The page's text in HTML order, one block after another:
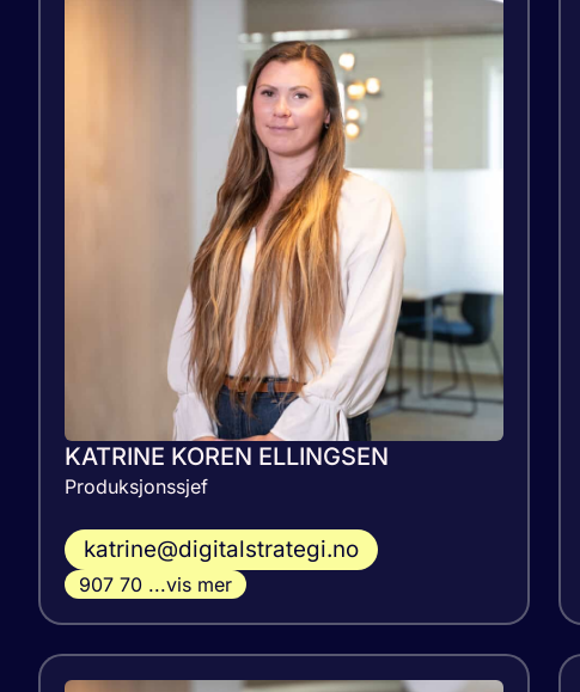
KATRINE KOREN ELLINGSEN
Produksjonssjef
katrine@digitalstrategi.no
907 70 ...vis mer